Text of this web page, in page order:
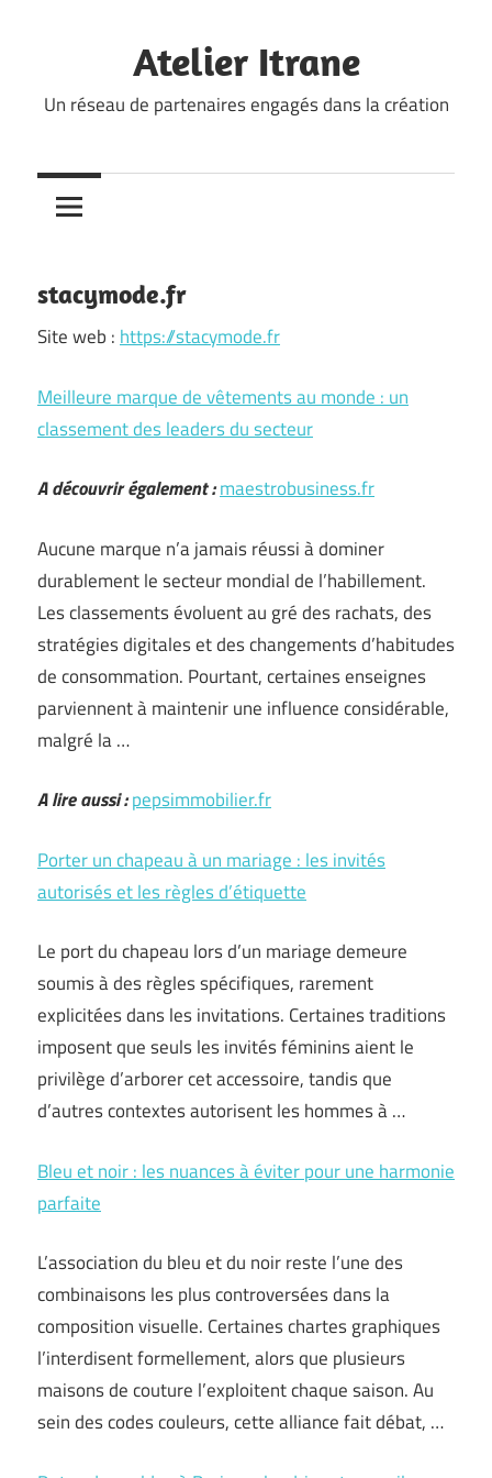
Atelier Itrane
Un réseau de partenaires engagés dans la création
stacymode.fr
Site web : https://stacymode.fr
Meilleure marque de vêtements au monde : un
classement des leaders du secteur
A découvrir également :maestrobusiness.fr
Aucune marque n’a jamais réussi à dominer
durablement le secteur mondial de l’habillement.
Les classements évoluent au gré des rachats, des
stratégies digitales et des changements d’habitudes
de consommation. Pourtant, certaines enseignes
parviennent à maintenir une influence considérable,
malgré la …
A lire aussi :pepsimmobilier.fr
Porter un chapeau à un mariage : les invités
autorisés et les règles d’étiquette
Le port du chapeau lors d’un mariage demeure
soumis à des règles spécifiques, rarement
explicitées dans les invitations. Certaines traditions
imposent que seuls les invités féminins aient le
privilège d’arborer cet accessoire, tandis que
d’autres contextes autorisent les hommes à …
Bleu et noir : les nuances à éviter pour une harmonie
parfaite
L’association du bleu et du noir reste l’une des
combinaisons les plus controversées dans la
composition visuelle. Certaines chartes graphiques
l’interdisent formellement, alors que plusieurs
maisons de couture l’exploitent chaque saison. Au
sein des codes couleurs, cette alliance fait débat, …